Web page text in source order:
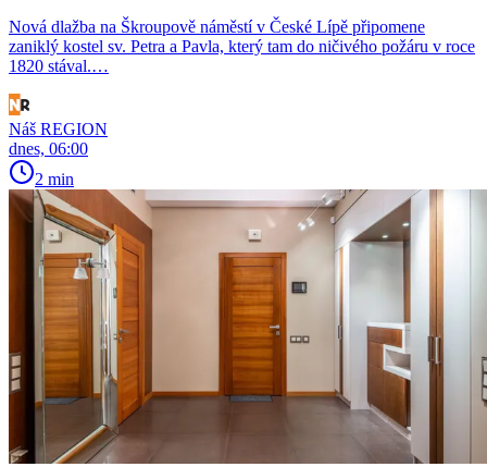
Nová dlažba na Škroupově náměstí v České Lípě připomene
zaniklý kostel sv. Petra a Pavla, který tam do ničivého požáru v roce
1820 stával.…
Náš REGION
dnes, 06:00
2 min